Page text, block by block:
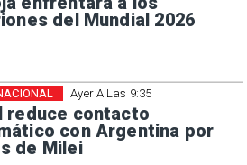
del Mundial 2026
Ayer A Las 9:35
reduce contacto
con Argentina por
de Milei